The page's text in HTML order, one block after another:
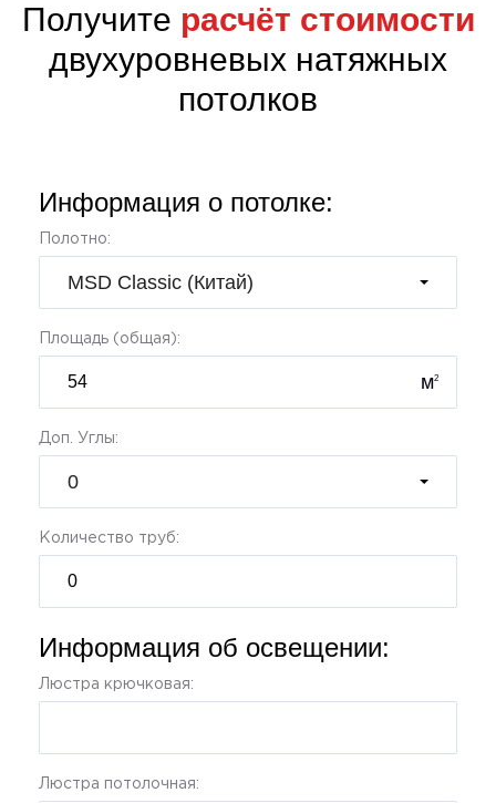
Получите расчёт стоимости
двухуровневых натяжных
потолков
Информация о потолке:
Полотно:
MSD Classic (Китай)
Площадь (общая):
м2
Доп. Углы:
0
Количество труб:
Информация об освещении:
Люстра крючковая:
Люстра потолочная: